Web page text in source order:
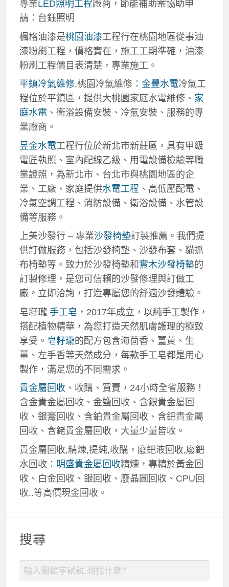
專業LED照明工程廠商，節能補助案協助申
請：台鈺照明
楓格油漆是桃園油漆工程行在桃園地區從事油
漆粉刷工程，價格實在，施工工期準確，油漆
粉刷工程價目表清楚，專業施工。
平鎮冷氣維修,桃園冷氣維修： 金豐水電冷氣工
程位於平鎮區，提供大桃園家庭水電維修、 家
庭水電、衛浴設備安裝、冷氣安裝、服務的專
業廠商。
昱金水電工程行位於新北市新莊區，具有甲級
電匠執照、室內配線乙級、用電設備檢驗等職
業證照，為新北市、台北市與桃園地區的企
業、工廠、家庭提供水電工程 、高低壓配電、
冷氣空調工程、消防設備、衛浴設備、水管設
備等服務。
上美沙發行 – 專業沙發椅墊訂製推薦。我們提
供訂做服務，包括沙發椅墊、沙發布套、貓抓
布椅墊等。致力於沙發椅墊和 實木沙發椅墊的
訂製修理，是您可信賴的沙發修理與訂做工
廠。立即洽詢，打造專屬您的舒適沙發體驗。
皂籽瓏 手工皂 ，2017年成立，以純手工製作，
搭配植物精華，為您打造天然肌膚護理的極致
享受。 皂籽瓏的配方包含海茴香、薑黃、生
薑、左手香等天然成分，每款手工皂都是用心
製作，滿足您的不同需求。
貴金屬回收、收購、買賣，24小時全省服務！
含金貴金屬回收、金鹽回收、含銀貴金屬回
收、銀膏回收、含鉑貴金屬回收、含鈀貴金屬
回收、含銠貴金屬回收，大量少量皆收。
貴金屬回收,精煉,提純,收購，廢鈀液回收,廢鈀
水回收： 明盛貴金屬回收精煉，專精於黃金回
收、白金回收、銀回收、廢晶圓回收、CPU回
收..等高價現金回收。
搜尋